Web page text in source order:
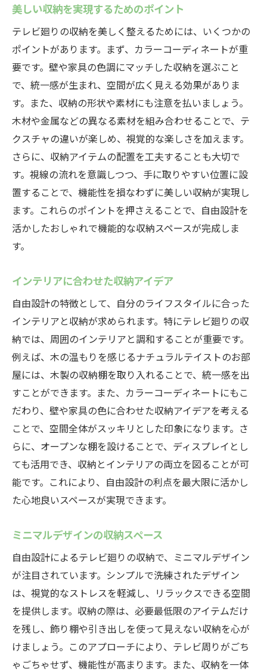
美しい収納を実現するためのポイント
テレビ廻りの収納を美しく整えるためには、いくつかの
ポイントがあります。まず、カラーコーディネートが重
要です。壁や家具の色調にマッチした収納を選ぶこと
で、統一感が生まれ、空間が広く見える効果がありま
す。また、収納の形状や素材にも注意を払いましょう。
木材や金属などの異なる素材を組み合わせることで、テ
クスチャの違いが楽しめ、視覚的な楽しさを加えます。
さらに、収納アイテムの配置を工夫することも大切で
す。視線の流れを意識しつつ、手に取りやすい位置に設
置することで、機能性を損なわずに美しい収納が実現し
ます。これらのポイントを押さえることで、自由設計を
活かしたおしゃれで機能的な収納スペースが完成しま
す。
インテリアに合わせた収納アイデア
自由設計の特徴として、自分のライフスタイルに合った
インテリアと収納が求められます。特にテレビ廻りの収
納では、周囲のインテリアと調和することが重要です。
例えば、木の温もりを感じるナチュラルテイストのお部
屋には、木製の収納棚を取り入れることで、統一感を出
すことができます。また、カラーコーディネートにもこ
だわり、壁や家具の色に合わせた収納アイデアを考える
ことで、空間全体がスッキリとした印象になります。さ
らに、オープンな棚を設けることで、ディスプレイとし
ても活用でき、収納とインテリアの両立を図ることが可
能です。これにより、自由設計の利点を最大限に活かし
た心地良いスペースが実現できます。
ミニマルデザインの収納スペース
自由設計によるテレビ廻りの収納で、ミニマルデザイン
が注目されています。シンプルで洗練されたデザイン
は、視覚的なストレスを軽減し、リラックスできる空間
を提供します。収納の際は、必要最低限のアイテムだけ
を残し、飾り棚や引き出しを使って見えない収納を心が
けましょう。このアプローチにより、テレビ周りがごち
ゃごちゃせず、機能性が高まります。また、収納を一体